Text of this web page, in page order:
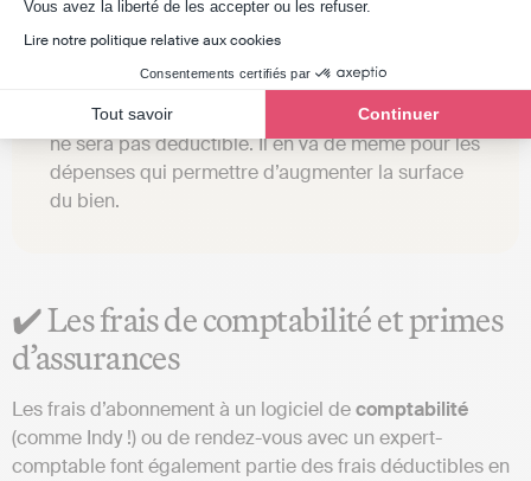
Vous avez la liberté de les accepter ou les refuser.
Lire notre politique relative aux cookies
Consentements certifiés par
Tout savoir Continuer
dépenses de constructionet non
d’amélioration. Dans ce cas ce type de dépense
ne sera pas déductible. Il en va de même pour les
dépenses qui permettre d’augmenter la surface
du bien.
✔️ Les frais de comptabilité et primes
d’assurances
Les frais d’abonnement à un logiciel decomptabilité
(comme Indy !) ou de rendez-vous avec un expert-
comptable font également partie des frais déductibles en